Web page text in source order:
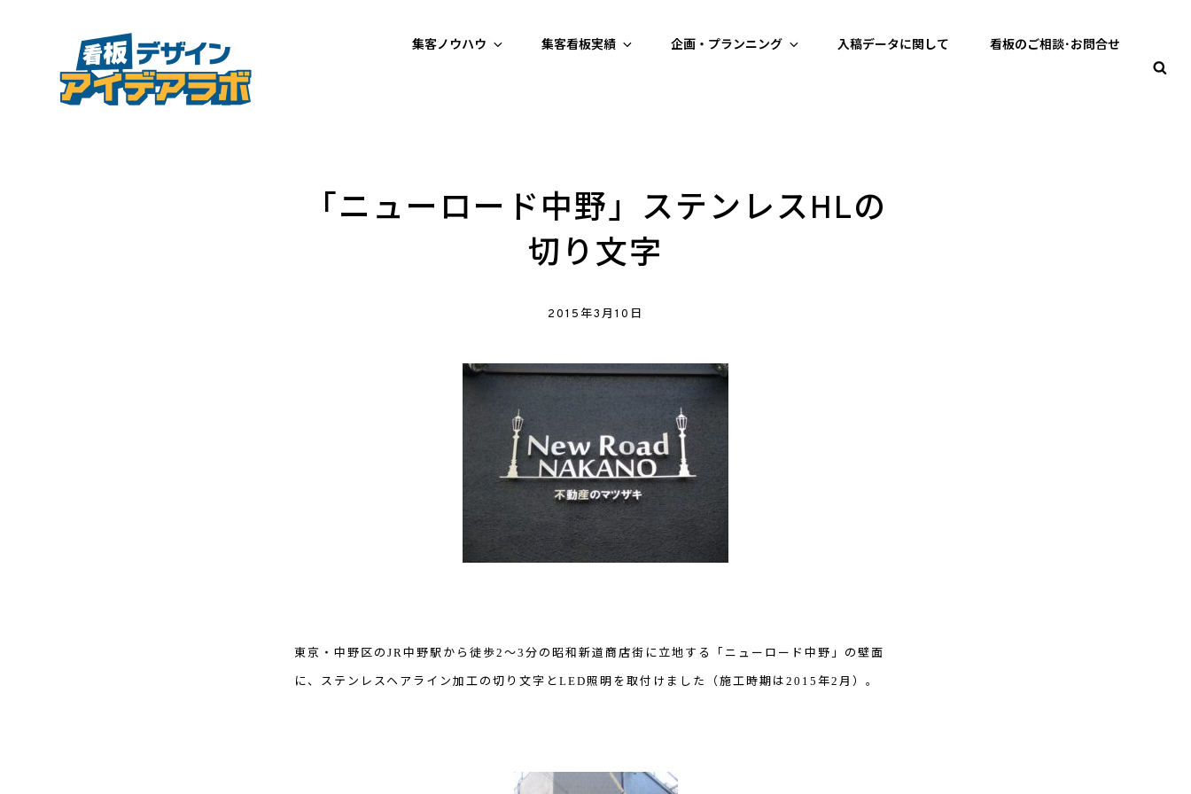
集客ノウハウ 集客看板実績 企画・プランニング 入稿データに関して 看板のご相談･お問合せ
検
「ニューロード中野」ステンレスHLの
切り文字
2015年3月10日
東京・中野区の JR中野駅から徒歩2 ～3 分の昭和新道商店街に立地する「ニューロード中野」の壁面
に、ステンレスヘアライン加工の切り文字と LED照明を取付けました（施工時期は 2015 年2 月）。